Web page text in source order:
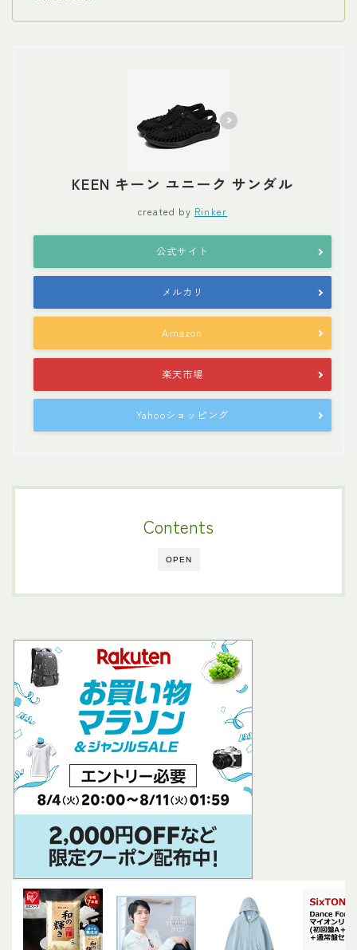
KEEN キーン ユニーク サンダル
created by Rinker
公式サイト
メルカリ
Amazon
楽天市場
Yahooショッピング
OPEN
Contents